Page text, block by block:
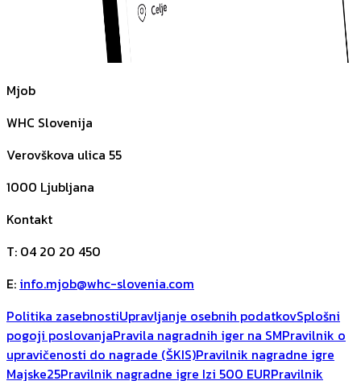
Mjob
WHC Slovenija
Verovškova ulica 55
1000 Ljubljana
Kontakt
T: 04 20 20 450
E: info.mjob@whc-slovenia.com
Politika zasebnostiUpravljanje osebnih podatkovSplošni
pogoji poslovanjaPravila nagradnih iger na SMPravilnik o
upravičenosti do nagrade (ŠKIS)Pravilnik nagradne igre
Majske25Pravilnik nagradne igre Izi 500 EURPravilnik